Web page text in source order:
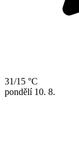
31/15 °C
pondělí 10. 8.